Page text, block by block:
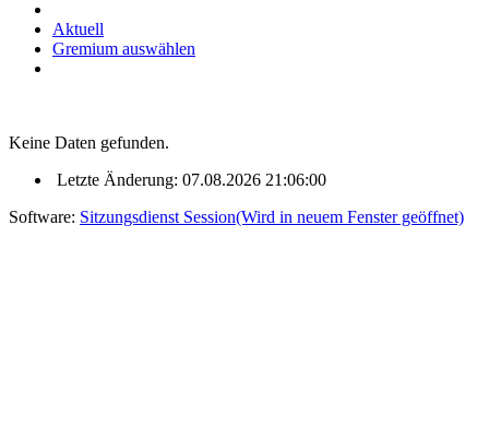
Aktuell
Gremium auswählen
Keine Daten gefunden.
Letzte Änderung: 07.08.2026 21:06:00
Software: Sitzungsdienst Session(Wird in neuem Fenster geöffnet)